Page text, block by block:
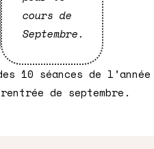
cours de
Septembre.
10 séances de l’année
de septembre.